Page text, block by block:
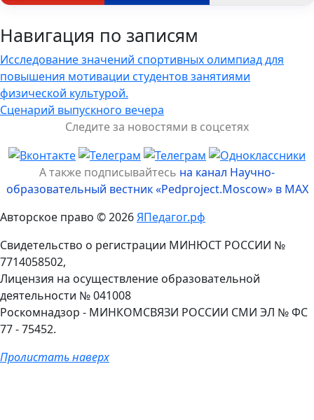
Навигация по записям
Исследование значений спортивных олимпиад для
повышения мотивации студентов занятиями
физической культурой.
Сценарий выпускного вечера
Следите за новостями в соцсетях
А также подписывайтесь на канал Научно-
образовательный вестник «Pedproject.Moscow» в MAX
Авторское право © 2026ЯПедагог.рф
Свидетельство о регистрации МИНЮСТ РОССИИ №
7714058502,
Лицензия на осуществление образовательной
деятельности № 041008
Роскомнадзор - МИНКОМСВЯЗИ РОССИИ СМИ ЭЛ № ФС
77 - 75452.
Пролистать наверх